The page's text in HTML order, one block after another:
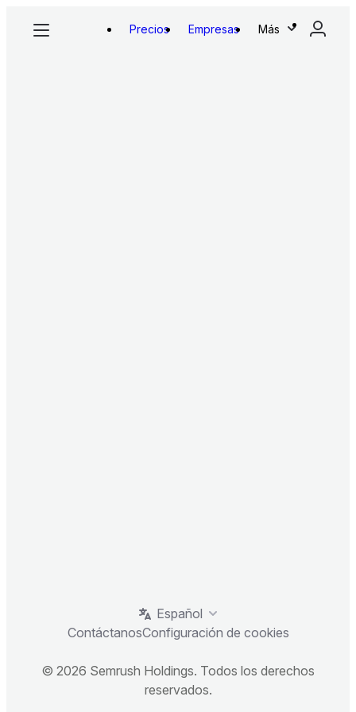
Precios Empresas Más
Español
ContáctanosConfiguración de cookies
© 2026 Semrush Holdings. Todos los derechos
reservados.